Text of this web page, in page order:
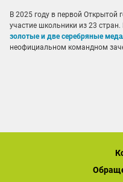
В 2025 году в первой Открытой
участие школьники из 23
золотые и две серебряные
неофициальном командном